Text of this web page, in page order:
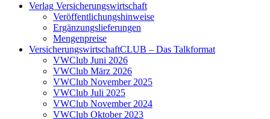
Verlag Versicherungswirtschaft
Veröffentlichungshinweise
Ergänzungslieferungen
Mengenpreise
VersicherungswirtschaftCLUB – Das Talkformat
VWClub Juni 2026
VWClub März 2026
VWClub November 2025
VWClub Juli 2025
VWClub November 2024
VWClub Oktober 2023